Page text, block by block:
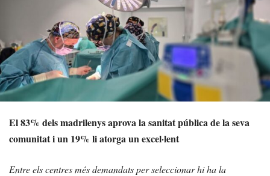
El 83% dels madrilenys aprova la sanitat pública de la seva
comunitat i un 19% li atorga un excel·lent
Entre els centres més demandats per seleccionar hi ha la